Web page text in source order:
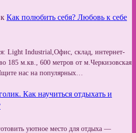
к Как полюбить себя? Любовь к себе
Light Industrial,Офис, склад, интернет-
185 м.кв., 600 метров от м.Черкизовская
нас на популярных…
Как научиться отдыхать и
уютное место для отдыха —